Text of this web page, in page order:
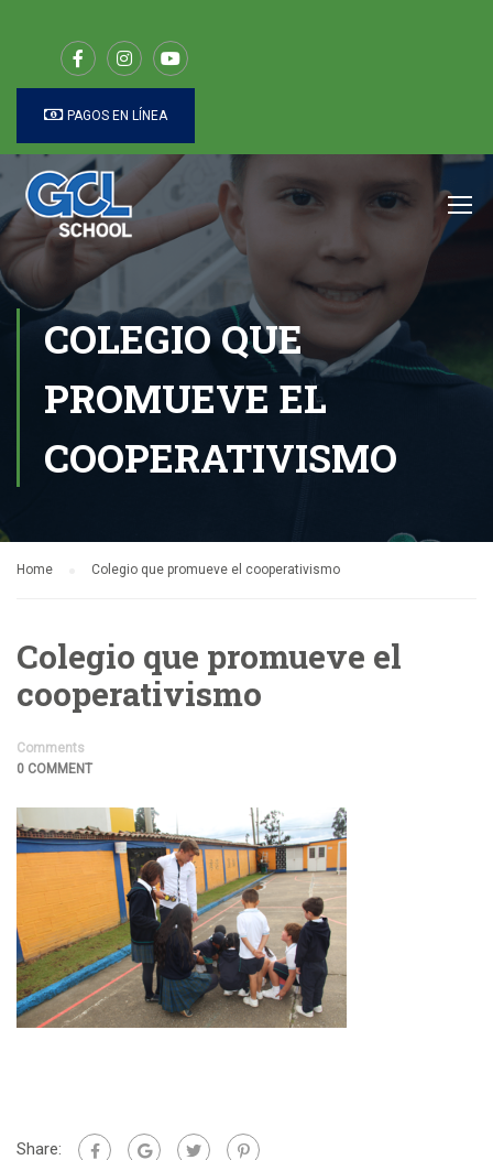
PAGOS EN LÍNEA
COLEGIO QUE
PROMUEVE EL
COOPERATIVISMO
Home Colegio que promueve el cooperativismo
Colegio que promueve el
cooperativismo
Comments
0 COMMENT
Share: